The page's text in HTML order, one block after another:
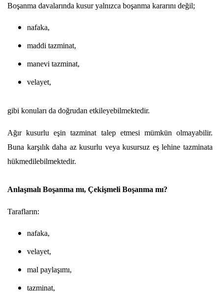
Boşanma davalarında kusur yalnızca boşanma kararını değil;
nafaka,
maddi tazminat,
manevi tazminat,
velayet,
gibi konuları da doğrudan etkileyebilmektedir.
Ağır kusurlu eşin tazminat talep etmesi mümkün olmayabilir.
Buna karşılık daha az kusurlu veya kusursuz eş lehine tazminata
hükmedilebilmektedir.
Anlaşmalı Boşanma mı, Çekişmeli Boşanma mı?
Tarafların:
nafaka,
velayet,
mal paylaşımı,
tazminat,